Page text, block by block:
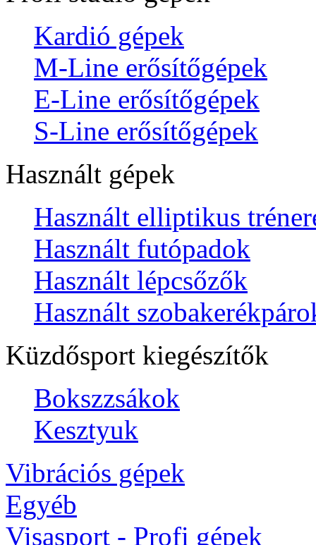
Kardió gépek
M-Line erősítőgépek
E-Line erősítőgépek
S-Line erősítőgépek
Használt gépek
Használt elliptikus
Használt futópadok
Használt lépcsőzők
Használt
Küzdősport kiegészítők
Bokszzsákok
Kesztyuk
Vibrációs gépek
Egyéb
Visasport - Profi gépek